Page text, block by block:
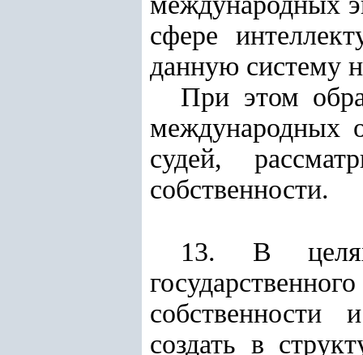
сфере
данную систему
При этом
международных
судей,
собственности.
13. В целях
собственности
создать в